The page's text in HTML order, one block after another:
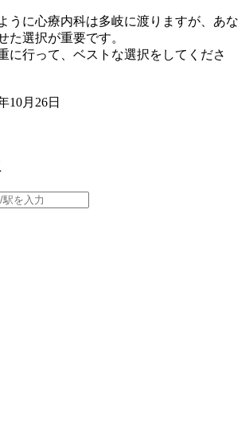
うに心療内科は多岐に渡りますが、あな
た選択が重要です。
に行って、ベストな選択をしてくださ
10月26日